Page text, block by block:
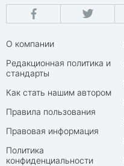
О компании
Редакционная политика и
стандарты
Как стать нашим автором
Правила пользования
Правовая информация
Политика
конфиденциальности